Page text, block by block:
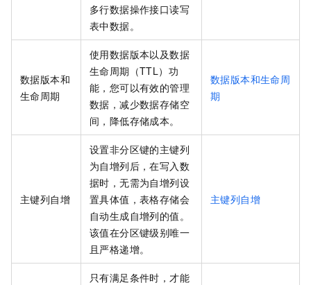
多行数据操作接口读写
表中数据。
数据版本和
生命周期
使用数据版本以及数据
生命周期（TTL）功
能，您可以有效的管理
数据，减少数据存储空
间，降低存储成本。
数据版本和生命周
期
主键列自增
设置非分区键的主键列
为自增列后，在写入数
据时，无需为自增列设
置具体值， 表格存储会
自动生成自增列的值。
该值在分区键级别唯一
且严格递增。
主键列自增
只有满足条件时，才能